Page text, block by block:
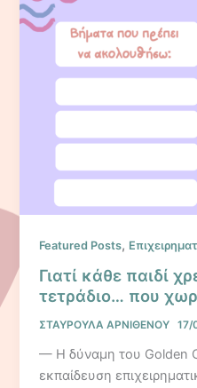
Featured Posts,
Γιατί κάθε παιδί
τετράδιο… που
ΣΤΑΥΡΟΥΛΑ ΑΡΝΙΘΕΝΟΥ 17/
— Η δύναμη του Golden
εκπαίδευση